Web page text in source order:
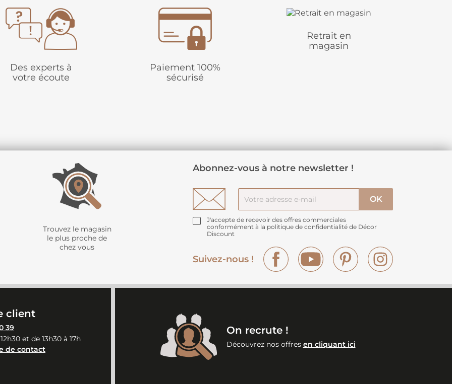
Des experts à
votre écoute
Paiement 100%
sécurisé
Retrait en
magasin
Trouvez le magasin
le plus proche de
chez vous
Abonnez-vous à notre newsletter !
J'accepte de recevoir des offres commerciales
conformément à la politique de confidentialité de Décor
Discount
Suivez-nous !
Facebook YouTube Pinterest
client
39
et de 13h30 à 17h
de contact
On recrute !
Découvrez nos offres en cliquant ici